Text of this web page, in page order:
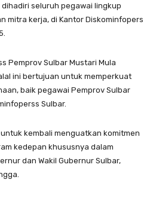
seluruh pegawai lingkup
mitra kerja, di Kantor Diskominfopers
Pemprov Sulbar Mustari Mula
ini bertujuan untuk memperkuat
baik pegawai Pemprov Sulbar
Sulbar.
kembali menguatkan komitmen
kedepan khususnya dalam
dan Wakil Gubernur Sulbar,